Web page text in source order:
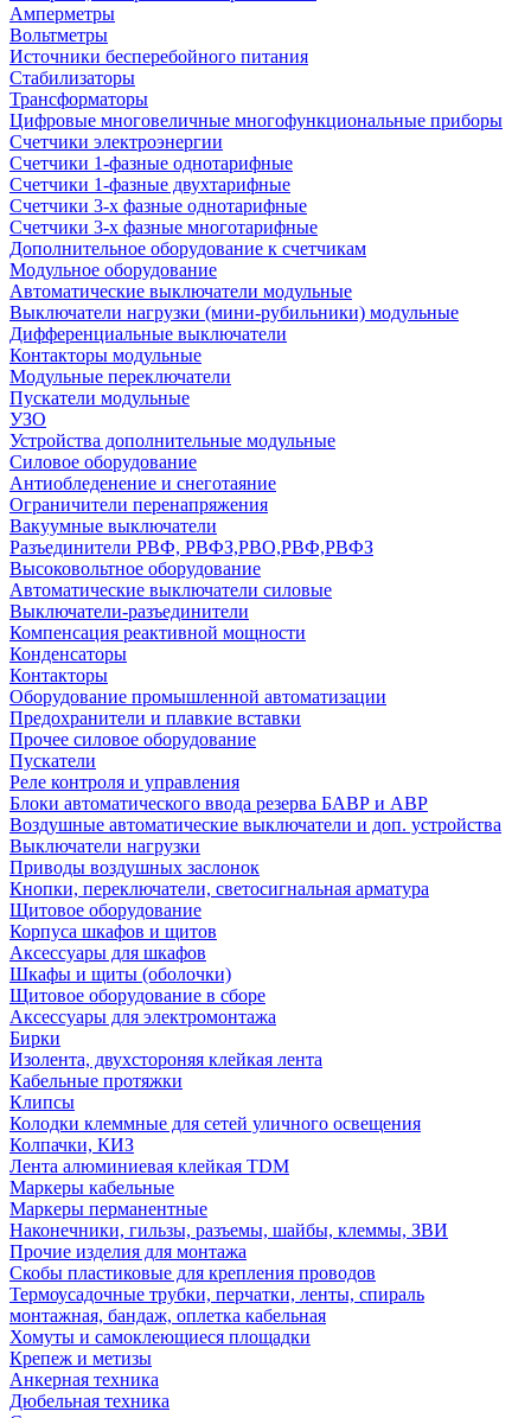
Амперметры
Вольтметры
Источники бесперебойного питания
Стабилизаторы
Трансформаторы
Цифровые многовеличные многофункциональные приборы
Счетчики электроэнергии
Счетчики 1-фазные однотарифные
Счетчики 1-фазные двухтарифные
Счетчики 3-х фазные однотарифные
Счетчики 3-х фазные многотарифные
Дополнительное оборудование к счетчикам
Модульное оборудование
Автоматические выключатели модульные
Выключатели нагрузки (мини-рубильники) модульные
Дифференциальные выключатели
Контакторы модульные
Модульные переключатели
Пускатели модульные
УЗО
Устройства дополнительные модульные
Силовое оборудование
Антиобледенение и снеготаяние
Ограничители перенапряжения
Вакуумные выключатели
Разъединители РВФ, РВФЗ,РВО,РВФ,РВФЗ
Высоковольтное оборудование
Автоматические выключатели cиловые
Выключатели-разъединители
Компенсация реактивной мощности
Конденсаторы
Контакторы
Оборудование промышленной автоматизации
Предохранители и плавкие вставки
Прочее силовое оборудование
Пускатели
Реле контроля и управления
Блоки автоматического ввода резерва БАВР и АВР
Воздушные автоматические выключатели и доп. устройства
Выключатели нагрузки
Приводы воздушных заслонок
Кнопки, переключатели, светосигнальная арматура
Щитовое оборудование
Корпуса шкафов и щитов
Аксессуары для шкафов
Шкафы и щиты (оболочки)
Щитовое оборудование в сборе
Аксессуары для электромонтажа
Бирки
Изолента, двухстороняя клейкая лента
Кабельные протяжки
Клипсы
Колодки клеммные для сетей уличного освещения
Колпачки, КИЗ
Лента алюминиевая клейкая TDM
Маркеры кабельные
Маркеры перманентные
Наконечники, гильзы, разъемы, шайбы, клеммы, ЗВИ
Прочие изделия для монтажа
Скобы пластиковые для крепления проводов
Термоусадочные трубки, перчатки, ленты, спираль
монтажная, бандаж, оплетка кабельная
Хомуты и самоклеющиеся площадки
Крепеж и метизы
Анкерная техника
Дюбельная техника